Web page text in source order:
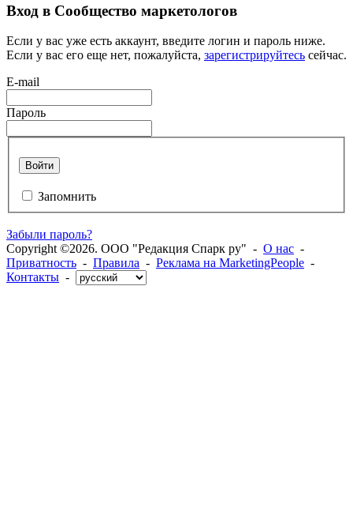
Вход в Сообщество маркетологов
Если у вас уже есть аккаунт, введите логин и пароль ниже.
Если у вас его еще нет, пожалуйста, зарегистрируйтесь сейчас.
E-mail
Пароль
Войти
Запомнить
Забыли пароль?
Copyright ©2026. ООО "Редакция Спарк ру" - О нас -
Приватность - Правила - Реклама на MarketingPeople -
Контакты -